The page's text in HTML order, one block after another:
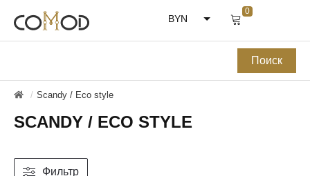
BYN
RUB
Scandy / Eco style
SCANDY / ECO STYLE
Фильтр